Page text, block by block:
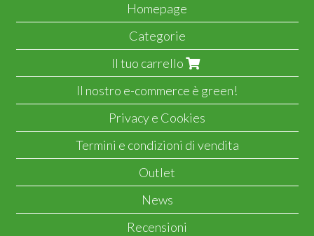
Homepage
Categorie
Il tuo carrello
Il nostro e-commerce è green!
Privacy e Cookies
Termini e condizioni di vendita
Outlet
News
Recensioni